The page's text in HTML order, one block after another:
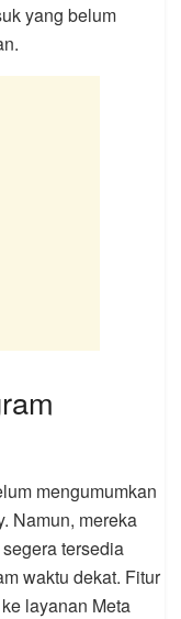
yang belum
mengumumkan
Namun, mereka
tersedia
waktu dekat. Fitur
layanan Meta